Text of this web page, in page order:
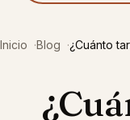
Inicio Blog ¿Cuánto